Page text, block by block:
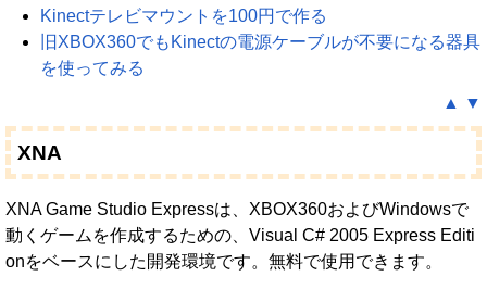
Kinectテレビマウントを100円で作る
旧XBOX360でもKinectの電源ケーブルが不要になる器具
を使ってみる
▲
▼
XNA
XNA Game Studio Expressは、XBOX360およびWindowsで
動くゲームを作成するための、Visual C# 2005 Express Editi
onをベースにした開発環境です。無料で使用できます。